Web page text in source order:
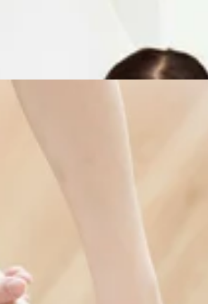
～15：5016：20～19：30上記のお